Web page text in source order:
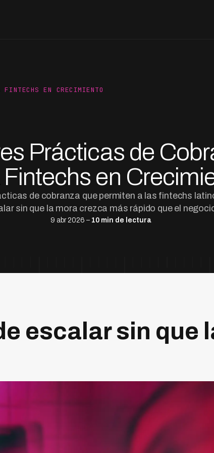
FINTECHS EN CRECIMIENTO
Prácticas de
en
de cobranza que permiten a las fintechs
sin que la mora crezca más rápido que el
9 abr 2026 – 10 min de lectura
escalar sin que